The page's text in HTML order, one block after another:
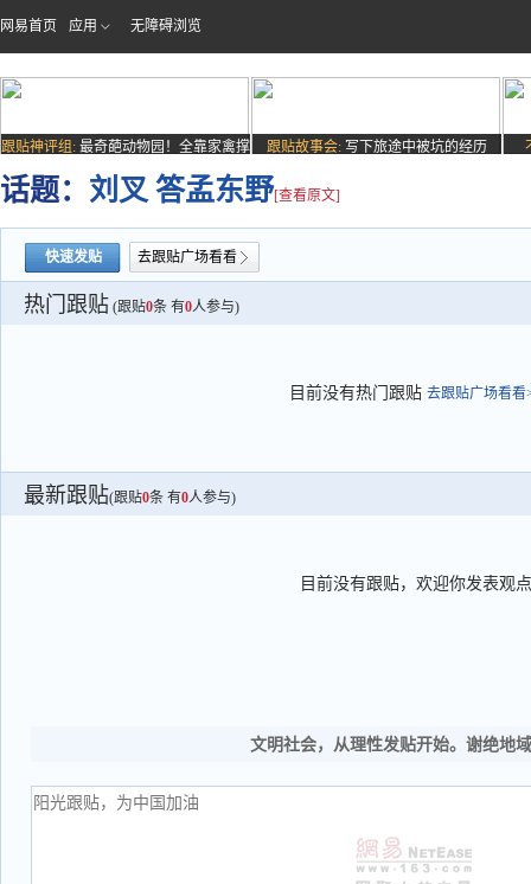
网易首页 应用 无障碍浏览
跟贴神评组: 最奇葩动物园！全靠家禽撑
场子
跟贴故事会: 写下旅途中被坑的经历
话题： 刘叉 答孟东野[查看原文]
快速发贴 去跟贴广场看看
热门跟贴 (跟贴0条 有0人参与)
目前没有热门跟贴 去跟贴广场看看
最新跟贴(跟贴0条 有0人参与)
目前没有跟贴，欢迎你发表观点
文明社会，从理性发贴开始。谢绝地